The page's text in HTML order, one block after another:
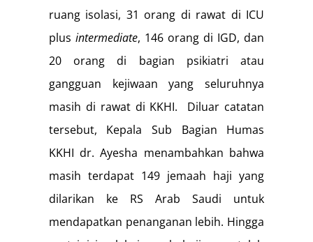
ruang isolasi, 31 orang di rawat di ICU
plus intermediate, 146 orang di IGD, dan
20 orang di bagian psikiatri atau
gangguan kejiwaan yang seluruhnya
masih di rawat di KKHI. Diluar catatan
tersebut, Kepala Sub Bagian Humas
KKHI dr. Ayesha menambahkan bahwa
masih terdapat 149 jemaah haji yang
dilarikan ke RS Arab Saudi untuk
mendapatkan penanganan lebih. Hingga